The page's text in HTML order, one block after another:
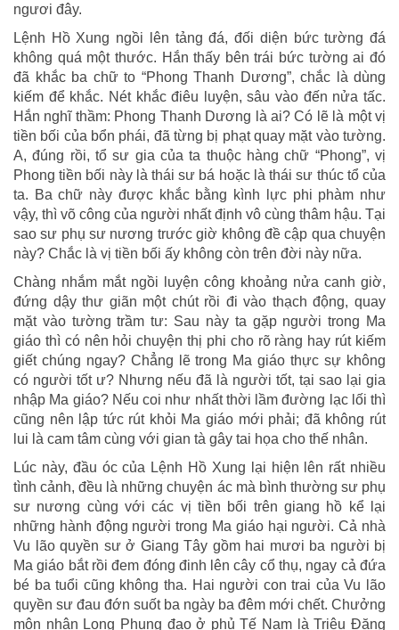
ngươi đây.
Lệnh Hồ Xung ngồi lên tảng đá, đối diện bức tường đá
không quá một thước. Hắn thấy bên trái bức tường ai đó
đã khắc ba chữ to “Phong Thanh Dương”, chắc là dùng
kiếm để khắc. Nét khắc điêu luyện, sâu vào đến nửa tấc.
Hắn nghĩ thầm: Phong Thanh Dương là ai? Có lẽ là một vị
tiền bối của bổn phái, đã từng bị phạt quay mặt vào tường.
A, đúng rồi, tổ sư gia của ta thuộc hàng chữ “Phong”, vị
Phong tiền bối này là thái sư bá hoặc là thái sư thúc tổ của
ta. Ba chữ này được khắc bằng kình lực phi phàm như
vậy, thì võ công của người nhất định vô cùng thâm hậu. Tại
sao sư phụ sư nương trước giờ không đề cập qua chuyện
này? Chắc là vị tiền bối ấy không còn trên đời này nữa.
Chàng nhắm mắt ngồi luyện công khoảng nửa canh giờ,
đứng dậy thư giãn một chút rồi đi vào thạch động, quay
mặt vào tường trầm tư: Sau này ta gặp người trong Ma
giáo thì có nên hỏi chuyện thị phi cho rõ ràng hay rút kiếm
giết chúng ngay? Chẳng lẽ trong Ma giáo thực sự không
có người tốt ư? Nhưng nếu đã là người tốt, tại sao lại gia
nhập Ma giáo? Nếu coi như nhất thời lầm đường lạc lối thì
cũng nên lập tức rút khỏi Ma giáo mới phải; đã không rút
lui là cam tâm cùng với gian tà gây tai họa cho thế nhân.
Lúc này, đầu óc của Lệnh Hồ Xung lại hiện lên rất nhiều
tình cảnh, đều là những chuyện ác mà bình thường sư phụ
sư nương cùng với các vị tiền bối trên giang hồ kể lại
những hành động người trong Ma giáo hại người. Cả nhà
Vu lão quyền sư ở Giang Tây gồm hai mươi ba người bị
Ma giáo bắt rồi đem đóng đinh lên cây cổ thụ, ngay cả đứa
bé ba tuổi cũng không tha. Hai người con trai của Vu lão
quyền sư đau đớn suốt ba ngày ba đêm mới chết. Chưởng
môn nhân Long Phụng đao ở phủ Tế Nam là Triệu Đăng